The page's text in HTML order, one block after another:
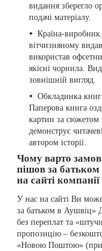
видання зберегло
подачі матеріалу.
Країна-
вітчизняному
використав
якісні чорнила.
зовнішній вигляд.
Обкладинка
Паперова книга
картин за сюжетом
демонструє
автором історії.
Чому варто
пішов за
на сайті
У нас на сайті Ви
за батьком в Аушвіц»
без переплат та
пропозицію –
«Новою Поштою» (при